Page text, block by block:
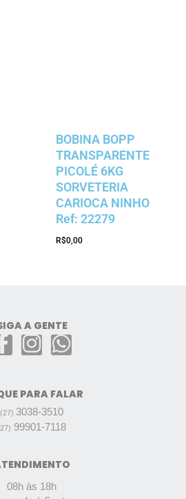
BOBINA BOPP
TRANSPARENTE
PICOLÉ 6KG
SORVETERIA
CARIOCA NINHO
Ref: 22279
R$0,00
A GENTE
PARA FALAR
(27) 3038-3510
99901-7118
08h às 18h